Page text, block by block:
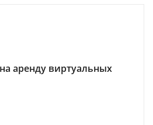
аренду виртуальных